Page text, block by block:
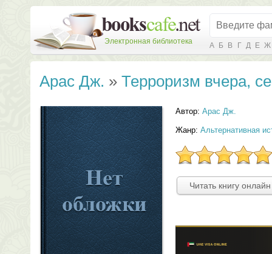
Электронная библиотека А Б В Г Д Е Ж
Арас Дж. » Терроризм вчера,
Автор: Арас Дж.
Жанр: Альтернативная
Читать книгу